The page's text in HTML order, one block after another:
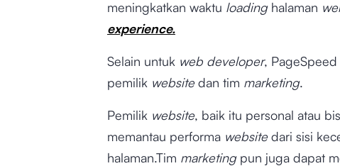
meningkatkan waktu loadinghalaman
experience.
Selain untuk web developer,
pemilik websitedan tim marketing.
Pemilik website, baik itu personal atau
memantau performa websitedari sisi
halaman.Tim marketingpun juga dapat